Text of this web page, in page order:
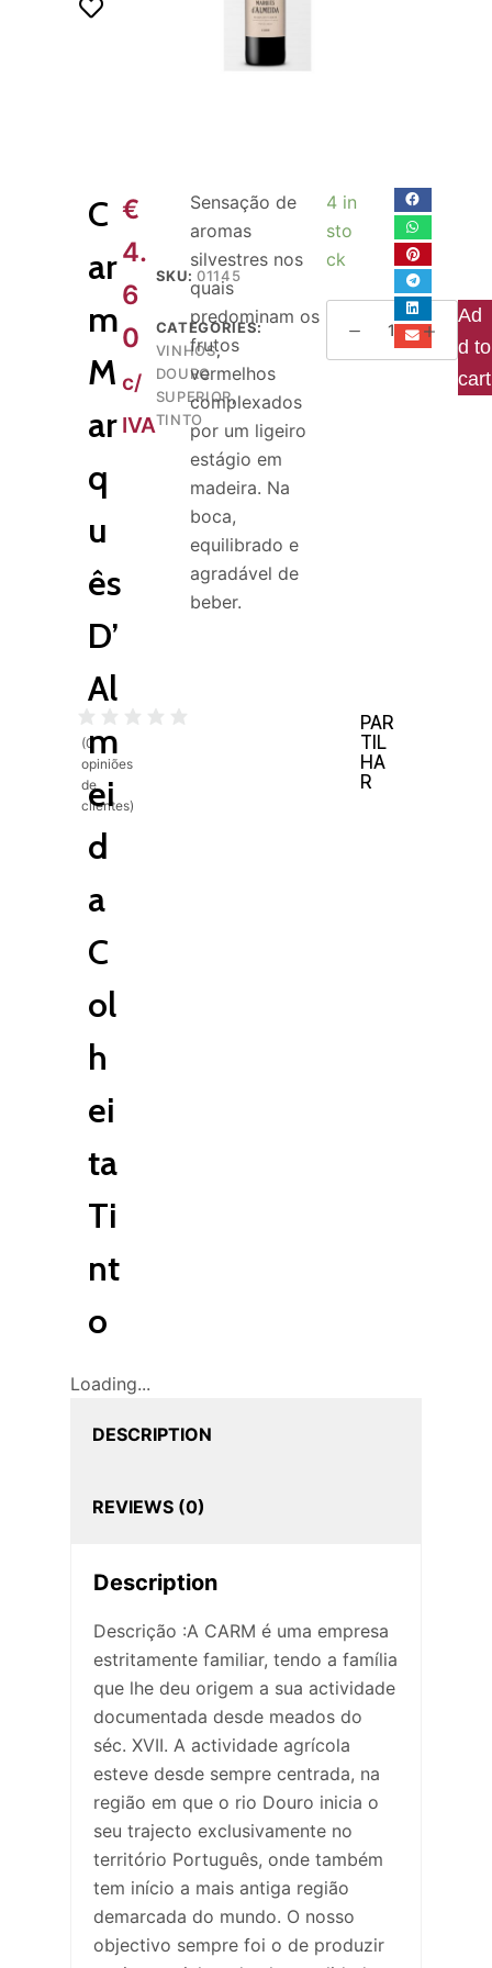
(0
opiniões
de
clientes)
C
ar
m
M
ar
q
u
ês
D’
Al
m
ei
d
a
C
ol
h
ei
ta
Ti
nt
o
€
4.
6
0
c/
IVA
SKU: 01145
CATEGORIES:
VINHOS,
DOURO
SUPERIOR,
TINTO
Sensação de
aromas
silvestres nos
quais
predominam os
frutos
vermelhos
complexados
por um ligeiro
estágio em
madeira. Na
boca,
equilibrado e
agradável de
beber.
4 in
sto
ck
Ad
d to
cart
PAR
TIL
HA
R
Loading...
DESCRIPTION
REVIEWS (0)
Description
Descrição :A CARM é uma empresa
estritamente familiar, tendo a família
que lhe deu origem a sua actividade
documentada desde meados do
séc. XVII. A actividade agrícola
esteve desde sempre centrada, na
região em que o rio Douro inicia o
seu trajecto exclusivamente no
território Português, onde também
tem início a mais antiga região
demarcada do mundo. O nosso
objectivo sempre foi o de produzir